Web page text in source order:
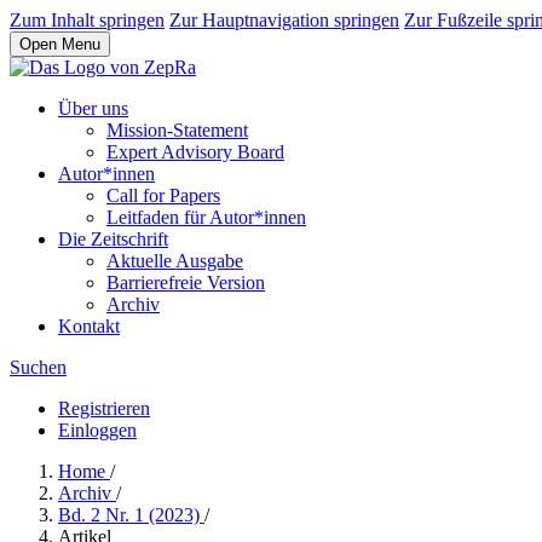
Zum Inhalt springen Zur Hauptnavigation springen Zur Fußzeile
Open Menu
Über uns
Mission-Statement
Expert Advisory Board
Autor*innen
Call for Papers
Leitfaden für Autor*innen
Die Zeitschrift
Aktuelle Ausgabe
Barrierefreie Version
Archiv
Kontakt
Suchen
Registrieren
Einloggen
Home /
Archiv /
Bd. 2 Nr. 1 (2023) /
Artikel